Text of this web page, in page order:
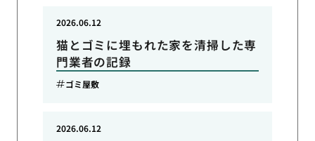
猫とゴミに埋もれた家を清掃した専
門業者の記録
2026.06.12
ゴミ屋敷
2026.06.12